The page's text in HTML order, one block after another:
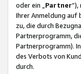
oder ein „Partner“),
Ihrer Anmeldung auf
zu, die durch
Partnerprogramm,
Partnerprogramm).
des Verbots von
durch.